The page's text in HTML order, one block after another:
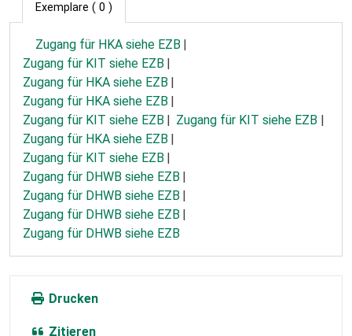
Exemplare ( 0 )
Zugang für HKA siehe EZB
Zugang für KIT siehe EZB
Zugang für HKA siehe EZB
Zugang für HKA siehe EZB
Zugang für KIT siehe EZB
Zugang für KIT siehe EZB
Zugang für HKA siehe EZB
Zugang für KIT siehe EZB
Zugang für DHWB siehe EZB
Zugang für DHWB siehe EZB
Zugang für DHWB siehe EZB
Zugang für DHWB siehe EZB
Drucken
Zitieren